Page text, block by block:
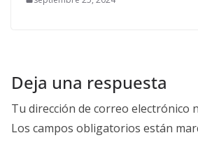
Deja una respuesta
Tu dirección de correo electrónico
Los campos obligatorios están